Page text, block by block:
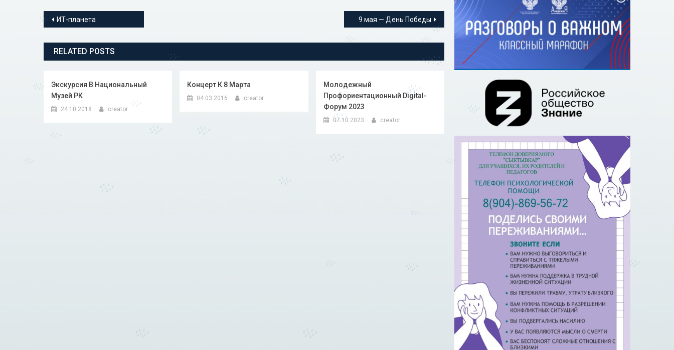
Навигация по записям
ИТ-планета 9 мая — День Победы
RELATED POSTS
Экскурсия В Национальный
Музей РК
24.10.2018 creator
Концерт К 8 Марта
04.03.2016 creator
Молодежный
Профориентационный Digital-
Форум 2023
07.10.2023 creator